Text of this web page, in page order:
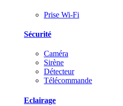
Prise Wi-Fi
Sécurité
Caméra
Sirène
Détecteur
Télécommande
Eclairage